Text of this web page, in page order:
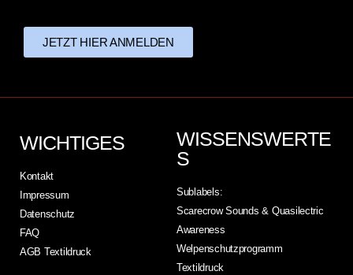
JETZT HIER ANMELDEN
WICHTIGES
Kontakt
Impressum
Datenschutz
FAQ
AGB Textildruck
WISSENSWERTE
S
Sublabels:
Scarecrow Sounds & Quasilectric
Awareness
Welpenschutzprogramm
Textildruck